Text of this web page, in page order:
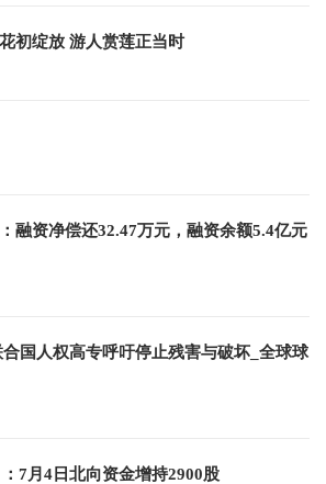
初绽放 游人赏莲正当时
融资净偿还32.47万元，融资余额5.4亿元
国人权高专呼吁停止残害与破坏_全球球
7月4日北向资金增持2900股